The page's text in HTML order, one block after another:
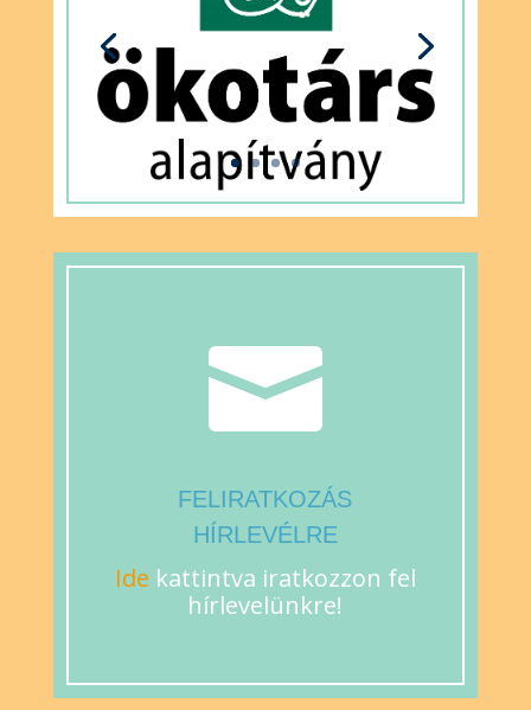

FELIRATKOZÁS
HÍRLEVÉLRE
Ide kattintva iratkozzon fel
hírlevelünkre!